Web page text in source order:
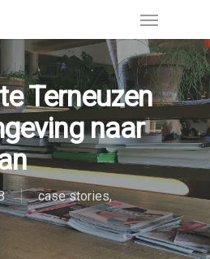
Terneuzen
naar
case stories,